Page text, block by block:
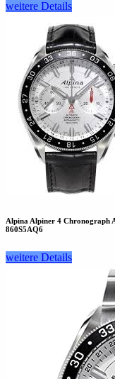
weitere Details
Alpina Alpiner 4 Chronograph
860S5AQ6
weitere Details